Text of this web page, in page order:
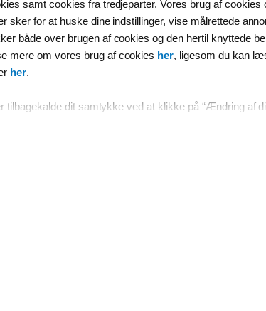
samt cookies fra tredjeparter. Vores brug af cookies
sker for at huske dine indstillinger, vise målrettede
både over brugen af cookies og den hertil knyttede
mere om vores brug af cookies her, ligesom du kan
her.
tilbagekalde dit samtykke ved at klikke på “Ændring af
broer og en tunnel.